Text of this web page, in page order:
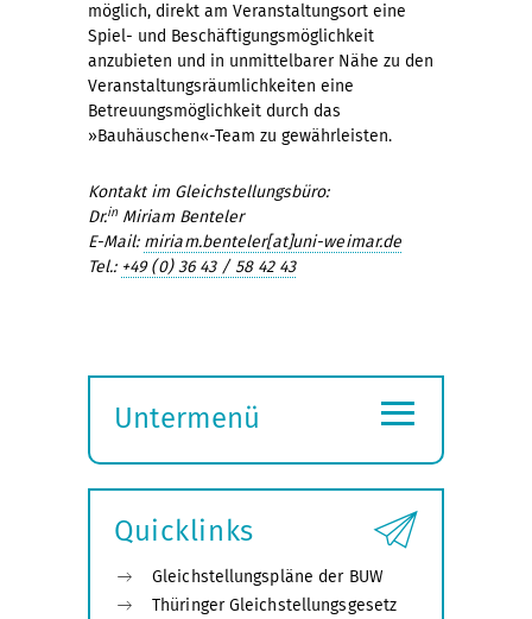
möglich, direkt am Veranstaltungsort eine
Spiel- und Beschäftigungsmöglichkeit
anzubieten und in unmittelbarer Nähe zu den
Veranstaltungsräumlichkeiten eine
Betreuungsmöglichkeit durch das
»Bauhäuschen«-Team zu gewährleisten.
Kontakt im Gleichstellungsbüro:
Dr.inMiriam Benteler
E-Mail: miriam.benteler[at]uni-weimar.de
Tel.: +49 (0) 36 43 / 58 42 43
Untermenü
öffnen
≡
Quicklinks
Gleichstellungspläne der BUW
Thüringer Gleichstellungsgesetz